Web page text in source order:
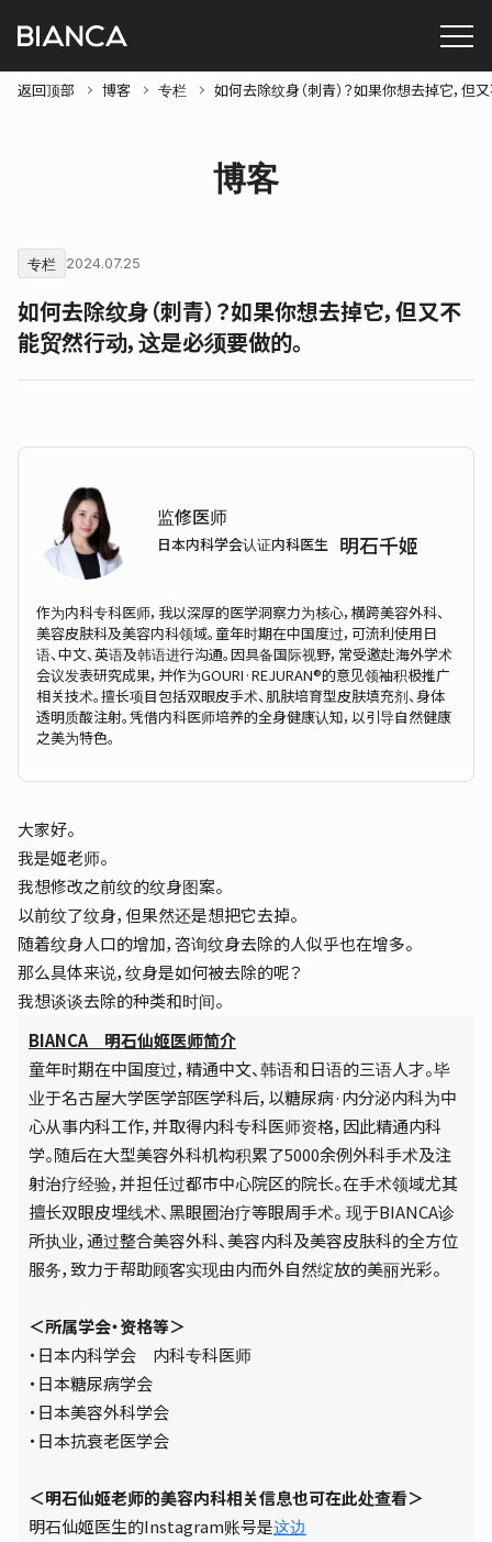
返回顶部 博客 专栏 如何去除纹身（刺青）？如果你想去掉它，但
博客
专栏 2024.07.25
如何去除纹身（刺青）？如果你想去掉它，但又不
能贸然行动，这是必须要做的。
监修医师
日本内科学会认证内科医生 明石千姬
作为内科专科医师，我以深厚的医学洞察力为核心，横跨美容外科、
美容皮肤科及美容内科领域。童年时期在中国度过，可流利使用日
语、中文、英语及韩语进行沟通。因具备国际视野，常受邀赴海外学术
会议发表研究成果，并作为GOURI·REJURAN®的意见领袖积极推广
相关技术。擅长项目包括双眼皮手术、肌肤培育型皮肤填充剂、身体
透明质酸注射。凭借内科医师培养的全身健康认知，以引导自然健康
之美为特色。
大家好。
我是姬老师。
我想修改之前纹的纹身图案。
以前纹了纹身，但果然还是想把它去掉。
随着纹身人口的增加，咨询纹身去除的人似乎也在增多。
那么具体来说，纹身是如何被去除的呢？
我想谈谈去除的种类和时间。
BIANCA 明石仙姬医师简介
童年时期在中国度过，精通中文、韩语和日语的三语人才。毕
业于名古屋大学医学部医学科后，以糖尿病·内分泌内科为中
心从事内科工作，并取得内科专科医师资格，因此精通内科
学。随后在大型美容外科机构积累了5000余例外科手术及注
射治疗经验，并担任过都市中心院区的院长。在手术领域尤其
擅长双眼皮埋线术、黑眼圈治疗等眼周手术。 现于BIANCA诊
所执业，通过整合美容外科、美容内科及美容皮肤科的全方位
服务，致力于帮助顾客实现由内而外自然绽放的美丽光彩。
＜所属学会・资格等＞
・日本内科学会 内科专科医师
・日本糖尿病学会
・日本美容外科学会
・日本抗衰老医学会
＜明石仙姬老师的美容内科相关信息也可在此处查看＞
明石仙姬医生的Instagram账号是这边